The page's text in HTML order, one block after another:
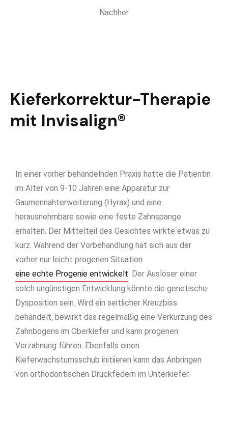
Nachher
Kieferkorrektur-Therapie
mit Invisalign®
In einer vorher behandelnden Praxis hatte die Patientin
im Alter von 9-10 Jahren eine Apparatur zur
Gaumennahterweiterung (Hyrax) und eine
herausnehmbare sowie eine feste Zahnspange
erhalten. Der Mittelteil des Gesichtes wirkte etwas zu
kurz. Während der Vorbehandlung hat sich aus der
vorher nur leicht progenen Situation
eine echte Progenie entwickelt. Der Auslöser einer
solch ungünstigen Entwicklung könnte die genetische
Dysposition sein. Wird ein seitlicher Kreuzbiss
behandelt, bewirkt das regelmäßig eine Verkürzung des
Zahnbogens im Oberkiefer und kann progenen
Verzahnung führen. Ebenfalls einen
Kieferwachstumsschub initiieren kann das Anbringen
von orthodontischen Druckfedern im Unterkiefer.